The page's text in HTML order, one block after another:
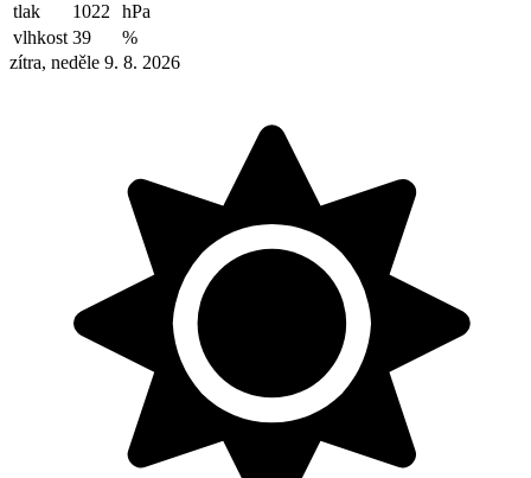
tlak
1022 hPa
vlhkost 39
%
zítra, neděle 9. 8. 2026